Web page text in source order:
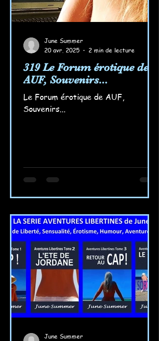
319 Le Forum érotique de
AUF, Souvenirs...
Le Forum érotique de AUF,
Souvenirs...
June Summer
20 avr. 2025
2 min de lecture
June Summer